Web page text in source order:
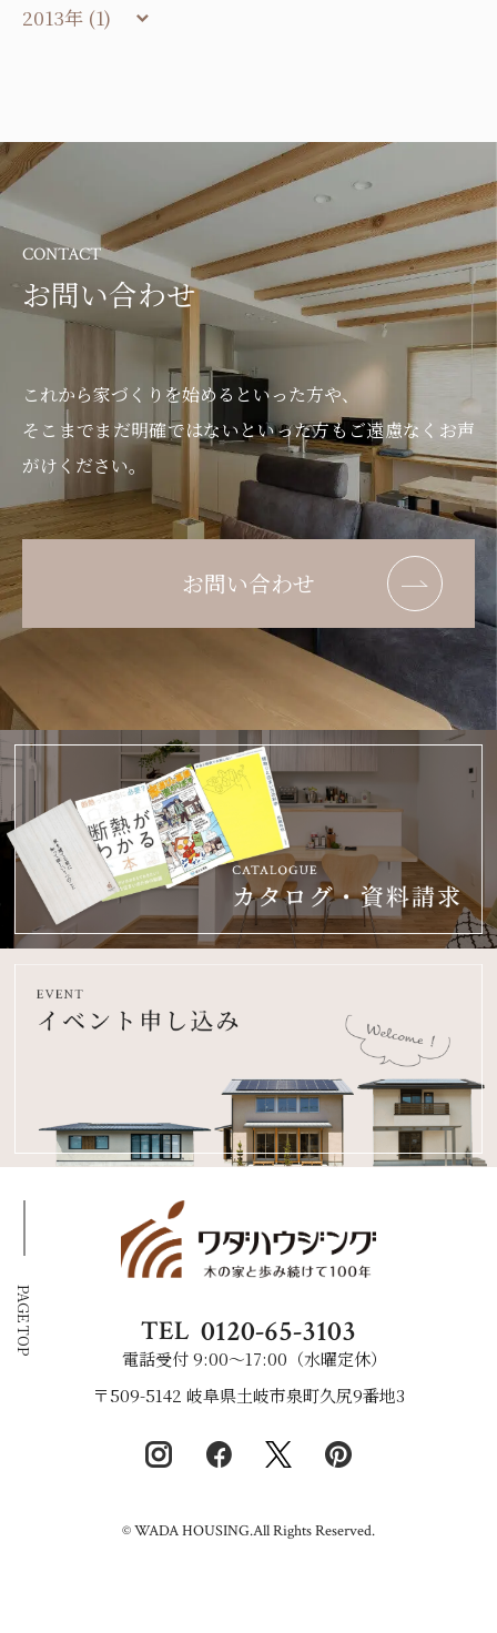
2013年 (1)
CONTACT
お問い合わせ
これから家づくりを始めるといった方や、
そこまでまだ明確ではないといった方もご遠慮なくお声
がけください。
お問い合わせ
TEL 0120-65-3103
電話受付 9:00〜17:00（水曜定休）
〒509-5142 岐阜県土岐市泉町久尻9番地3
© WADA HOUSING.All Rights Reserved.
PAGE TOP